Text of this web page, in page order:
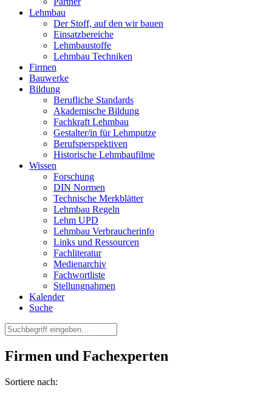
Lehmbau
Der Stoff, auf den wir bauen
Einsatzbereiche
Lehmbaustoffe
Lehmbau Techniken
Firmen
Bauwerke
Bildung
Berufliche Standards
Akademische Bildung
Fachkraft Lehmbau
Gestalter/in für Lehmputze
Berufsperspektiven
Historische Lehmbaufilme
Wissen
Forschung
DIN Normen
Technische Merkblätter
Lehmbau Regeln
Lehm UPD
Lehmbau Verbraucherinfo
Links und Ressourcen
Fachliteratur
Medienarchiv
Fachwortliste
Stellungnahmen
Kalender
Suche
Firmen und Fachexperten
Sortiere nach: